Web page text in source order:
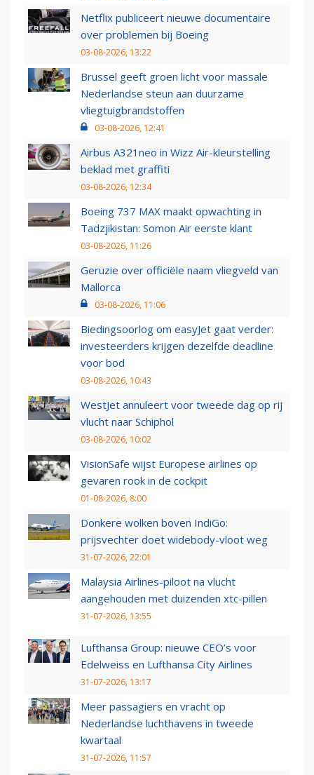
Netflix publiceert nieuwe documentaire
over problemen bij Boeing
03-08-2026, 13:22
Brussel geeft groen licht voor massale
Nederlandse steun aan duurzame
vliegtuigbrandstoffen
03-08-2026, 12:41
Airbus A321neo in Wizz Air-kleurstelling
beklad met graffiti
03-08-2026, 12:34
Boeing 737 MAX maakt opwachting in
Tadzjikistan: Somon Air eerste klant
03-08-2026, 11:26
Geruzie over officiële naam vliegveld van
Mallorca
03-08-2026, 11:06
Biedingsoorlog om easyJet gaat verder:
investeerders krijgen dezelfde deadline
voor bod
03-08-2026, 10:43
WestJet annuleert voor tweede dag op rij
vlucht naar Schiphol
03-08-2026, 10:02
VisionSafe wijst Europese airlines op
gevaren rook in de cockpit
01-08-2026, 8:00
Donkere wolken boven IndiGo:
prijsvechter doet widebody-vloot weg
31-07-2026, 22:01
Malaysia Airlines-piloot na vlucht
aangehouden met duizenden xtc-pillen
31-07-2026, 13:55
Lufthansa Group: nieuwe CEO’s voor
Edelweiss en Lufthansa City Airlines
31-07-2026, 13:17
Meer passagiers en vracht op
Nederlandse luchthavens in tweede
kwartaal
31-07-2026, 11:57